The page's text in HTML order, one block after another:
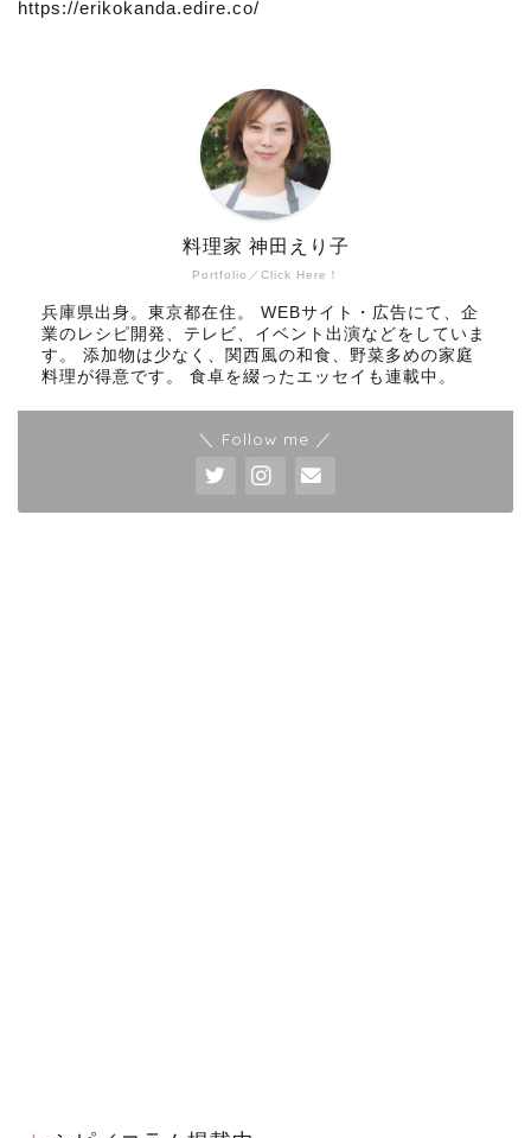
https://erikokanda.edire.co/
Portfolio／Click Here！
料理家 神田えり子
兵庫県出身。東京都在住。 WEBサイト・広告にて、企
業のレシピ開発、テレビ、イベント出演などをしていま
す。 添加物は少なく、関西風の和食、野菜多めの家庭
料理が得意です。 食卓を綴ったエッセイも連載中。
＼ Follow me ／